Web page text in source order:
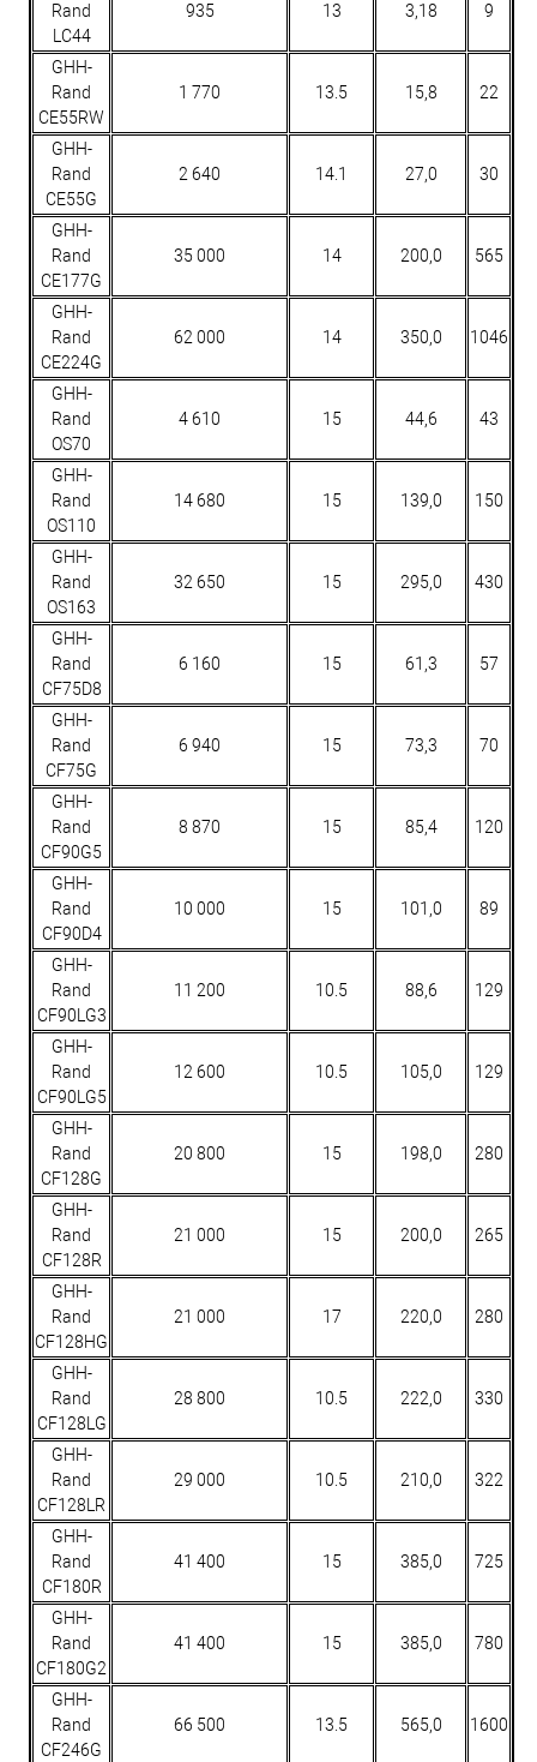
Rand
LC44
935 13 3,18 9
GHH-
Rand
CE55RW
1 770 13.5 15,8 22
GHH-
Rand
CE55G
2 640 14.1 27,0 30
GHH-
Rand
CE177G
35 000 14 200,0 565
GHH-
Rand
CE224G
62 000 14 350,0 1046
GHH-
Rand
OS70
4 610 15 44,6 43
GHH-
Rand
OS110
14 680 15 139,0 150
GHH-
Rand
OS163
32 650 15 295,0 430
GHH-
Rand
CF75D8
6 160 15 61,3 57
GHH-
Rand
CF75G
6 940 15 73,3 70
GHH-
Rand
CF90G5
8 870 15 85,4 120
GHH-
Rand
CF90D4
10 000 15 101,0 89
GHH-
Rand
CF90LG3
11 200 10.5 88,6 129
GHH-
Rand
CF90LG5
12 600 10.5 105,0 129
GHH-
Rand
CF128G
20 800 15 198,0 280
GHH-
Rand
CF128R
21 000 15 200,0 265
GHH-
Rand
CF128HG
21 000 17 220,0 280
GHH-
Rand
CF128LG
28 800 10.5 222,0 330
GHH-
Rand
CF128LR
29 000 10.5 210,0 322
GHH-
Rand
CF180R
41 400 15 385,0 725
GHH-
Rand
CF180G2
41 400 15 385,0 780
GHH-
Rand
CF246G
66 500 13.5 565,0 1600